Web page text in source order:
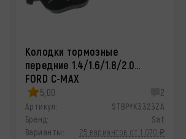
Колодки тормозные
передние 1.4/1.6/1.8/2.0…
FORD C-MAX
5,00 2
Артикул:
STBPYK3323ZA
Бренд:
Sat
Варианты:
25 вариантов от 1 070 ₽